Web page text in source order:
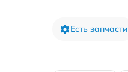
Есть запчасти